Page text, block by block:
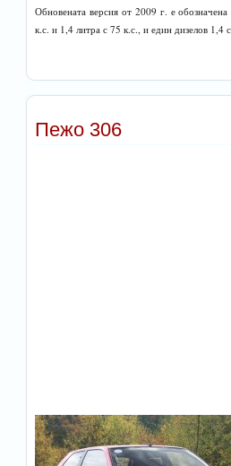
Обновената версия от 2009 г. е обозначена
к.с. и 1,4 литра с 75 к.с., и един дизелов 1,4
Пежо 306